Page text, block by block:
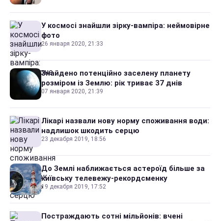
У космосі знайшли зірку-вампіра: неймовірне
фото
26 января 2020, 21:33
Знайдено потенційно заселену планету
розміром із Землю: рік триває 37 днів
07 января 2020, 21:39
Лікарі назвали нову норму споживання води:
надлишок шкодить серцю
23 декабря 2019, 18:56
До Землі наближається астероїд більше за
київську телевежу-рекордсменку
19 декабря 2019, 17:52
Постраждають сотні мільйонів: вчені